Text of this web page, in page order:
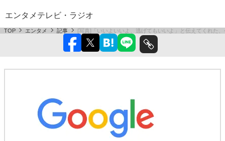
エンタメ テレビ・ラジオ
TOP エンタメ 記事 [写真]「いいよいいよ、逃げてもいいよ」と伝えてくれた